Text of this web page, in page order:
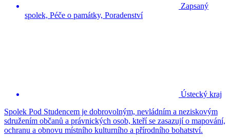
Zapsaný
spolek, Péče o památky, Poradenství
Ústecký kraj
Spolek Pod Studencem je dobrovolným, nevládním a neziskovým
sdružením občanů a právnických osob, kteří se zasazují o mapování,
ochranu a obnovu místního kulturního a přírodního bohatství.